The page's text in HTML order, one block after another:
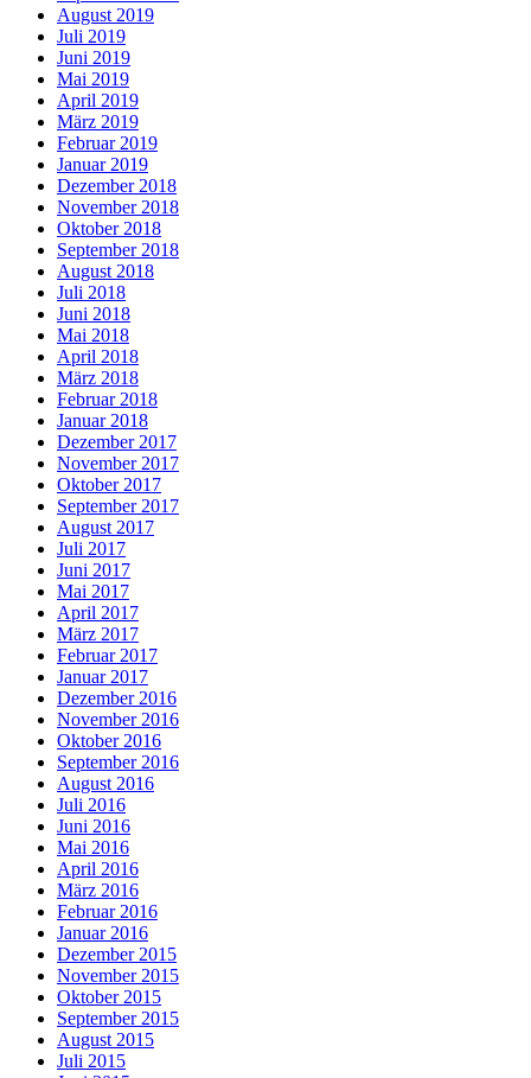
August 2019
Juli 2019
Juni 2019
Mai 2019
April 2019
März 2019
Februar 2019
Januar 2019
Dezember 2018
November 2018
Oktober 2018
September 2018
August 2018
Juli 2018
Juni 2018
Mai 2018
April 2018
März 2018
Februar 2018
Januar 2018
Dezember 2017
November 2017
Oktober 2017
September 2017
August 2017
Juli 2017
Juni 2017
Mai 2017
April 2017
März 2017
Februar 2017
Januar 2017
Dezember 2016
November 2016
Oktober 2016
September 2016
August 2016
Juli 2016
Juni 2016
Mai 2016
April 2016
März 2016
Februar 2016
Januar 2016
Dezember 2015
November 2015
Oktober 2015
September 2015
August 2015
Juli 2015